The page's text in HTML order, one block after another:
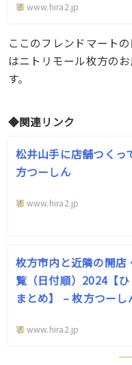
www.hira2.jp
ここのフレンドマート
はニトリモール枚方の
す。
◆関連リンク
松井山手に店舗つくっ
方つーしん
www.hira2.jp
枚方市内と近隣の開店
覧（日付順）2024【
まとめ】 – 枚方つーし
www.hira2.jp